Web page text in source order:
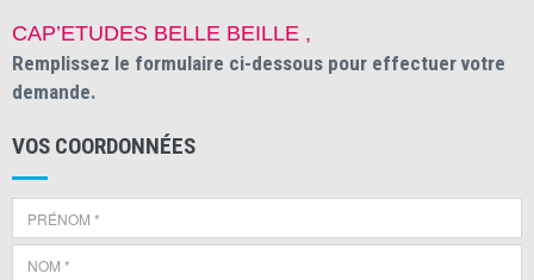
CAP’ETUDES BELLE BEILLE ,
Remplissez le formulaire ci-dessous pour effectuer votre
demande.
VOS COORDONNÉES